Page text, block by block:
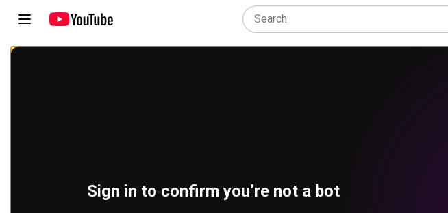
Sign in to confirm you’re not a bot